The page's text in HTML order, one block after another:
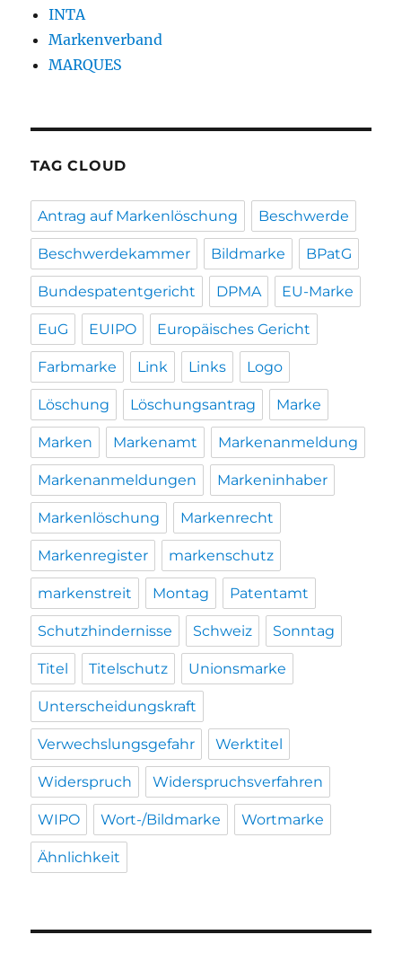
INTA
Markenverband
MARQUES
TAG CLOUD
Antrag auf Markenlöschung Beschwerde
Beschwerdekammer Bildmarke BPatG
Bundespatentgericht DPMA EU-Marke
EuG EUIPO Europäisches Gericht
Farbmarke Link Links Logo
Löschung Löschungsantrag Marke
Marken Markenamt Markenanmeldung
Markenanmeldungen Markeninhaber
Markenlöschung Markenrecht
Markenregister markenschutz
markenstreit Montag Patentamt
Schutzhindernisse Schweiz Sonntag
Titel Titelschutz Unionsmarke
Unterscheidungskraft
Verwechslungsgefahr Werktitel
Widerspruch Widerspruchsverfahren
WIPO Wort-/Bildmarke Wortmarke
Ähnlichkeit